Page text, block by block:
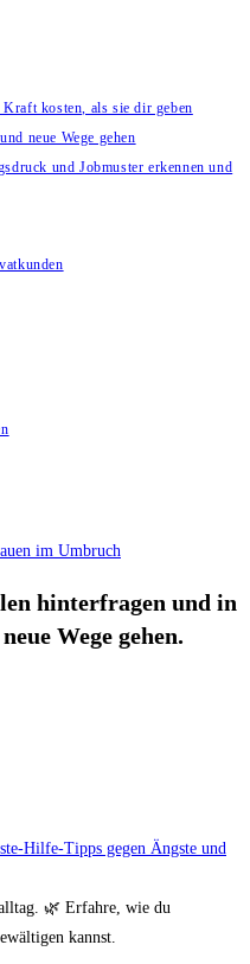
kosten, als sie dir geben
neue Wege gehen
und Jobmuster erkennen und
hinterfragen und in
Wege gehen.
🌿 Erfahre, wie du
kannst.